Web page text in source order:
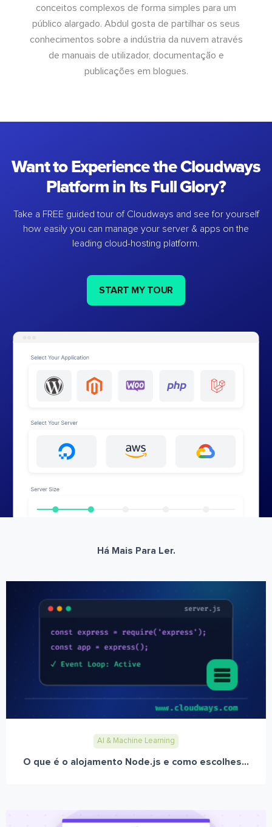
conceitos complexos de forma simples para um
público alargado. Abdul gosta de partilhar os seus
conhecimentos sobre a indústria da nuvem através
de manuais de utilizador, documentação e
publicações em blogues.
Want to Experience the Cloudways
Platform in Its Full Glory?
Take a FREE guided tour of Cloudways and see for yourself
how easily you can manage your server & apps on the
leading cloud-hosting platform.
START MY TOUR
Há Mais Para Ler.
AI & Machine Learning
O que é o alojamento Node.js e como escolhes...